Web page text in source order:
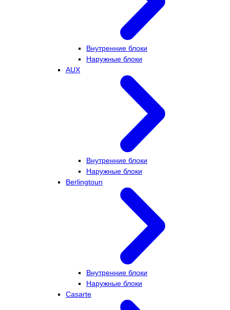
Внутренние блоки
Наружные блоки
AUX
Внутренние блоки
Наружные блоки
Berlingtoun
Внутренние блоки
Наружные блоки
Casarte